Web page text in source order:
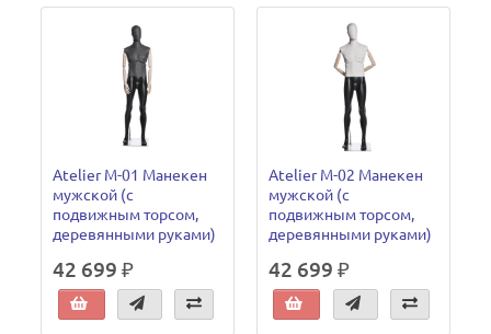
Atelier M-01 Манекен
мужской (с
подвижным торсом,
деревянными руками)
42 699 ₽
Atelier M-02 Манекен
мужской (с
подвижным торсом,
деревянными руками)
42 699 ₽